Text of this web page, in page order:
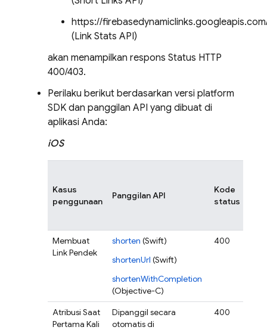
https://
(Link Stats API)
akan menampilkan respons Status HTTP
400/403.
Perilaku berikut berdasarkan versi platform
SDK dan panggilan API yang dibuat di
aplikasi Anda:
iOS
Kasus
penggunaan
Panggilan API
Kode
status
Membuat
Link Pendek
shorten (Swift)
shortenUrl (Swift)
shortenWithCompletion
(Objective-C)
400
Atribusi Saat
Pertama Kali
Dipanggil secara
otomatis di
400